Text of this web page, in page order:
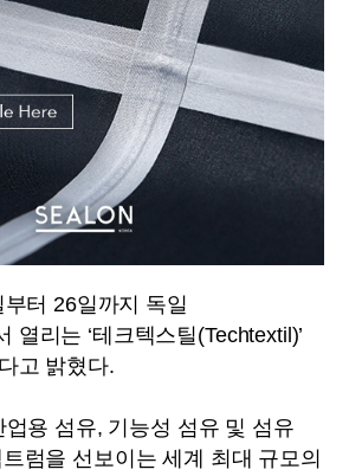
터 26일까지 독일
열리는 ‘테크텍스틸(Techtextil)’
고 밝혔다.
업용 섬유, 기능성 섬유 및 섬유
럼을 선보이는 세계 최대 규모의